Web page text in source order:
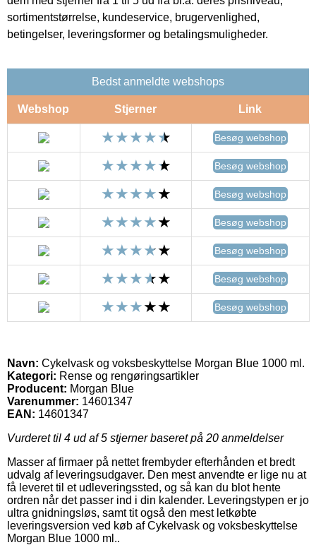
sortimentstørrelse, kundeservice, brugervenlighed,
betingelser, leveringsformer og betalingsmuligheder.
Bedst anmeldte webshops
Webshop Stjerner Link
Besøg webshop
Besøg webshop
Besøg webshop
Besøg webshop
Besøg webshop
Besøg webshop
Besøg webshop
Navn: Cykelvask og voksbeskyttelse Morgan Blue 1000 ml.
Kategori: Rense og rengøringsartikler
Producent: Morgan Blue
Varenummer: 14601347
EAN: 14601347
Vurderet til 4 ud af 5 stjerner baseret på 20 anmeldelser
Masser af firmaer på nettet frembyder efterhånden et bredt
udvalg af leveringsudgaver. Den mest anvendte er lige nu at
få leveret til et udleveringssted, og så kan du blot hente
ordren når det passer ind i din kalender. Leveringstypen er jo
ultra gnidningsløs, samt tit også den mest letkøbte
leveringsversion ved køb af Cykelvask og voksbeskyttelse
Morgan Blue 1000 ml..